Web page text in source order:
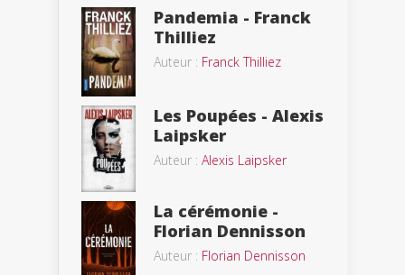
Pandemia - Franck
Thilliez
Auteur : Franck Thilliez
Les Poupées - Alexis
Laipsker
Auteur : Alexis Laipsker
La cérémonie -
Florian Dennisson
Auteur : Florian Dennisson